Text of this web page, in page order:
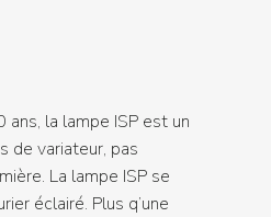
la lampe ISP est un
de variateur, pas
La lampe ISP se
éclairé. Plus q’une